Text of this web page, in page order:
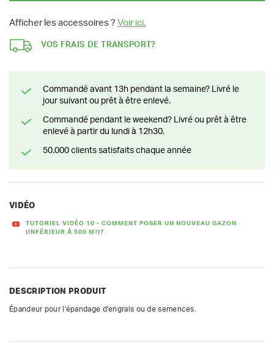
Afficher les accessoires ? Voir ici.
VOS FRAIS DE TRANSPORT?
Commandé avant 13h pendant la semaine? Livré le
jour suivant ou prêt à être enlevé.
Commandé pendant le weekend? Livré ou prêt à être
enlevé à partir du lundi à 12h30.
50.000 clients satisfaits chaque année
VIDÉO
TUTORIEL VIDÉO 10 - COMMENT POSER UN NOUVEAU GAZON
(INFÉRIEUR À 500 M²)?
DESCRIPTION PRODUIT
Épandeur pour l'épandage d'engrais ou de semences.